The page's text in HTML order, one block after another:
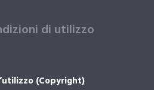
di utilizzo
(Copyright)